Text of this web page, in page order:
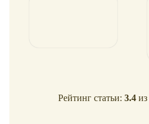
Рейтинг статьи: 3.4 из